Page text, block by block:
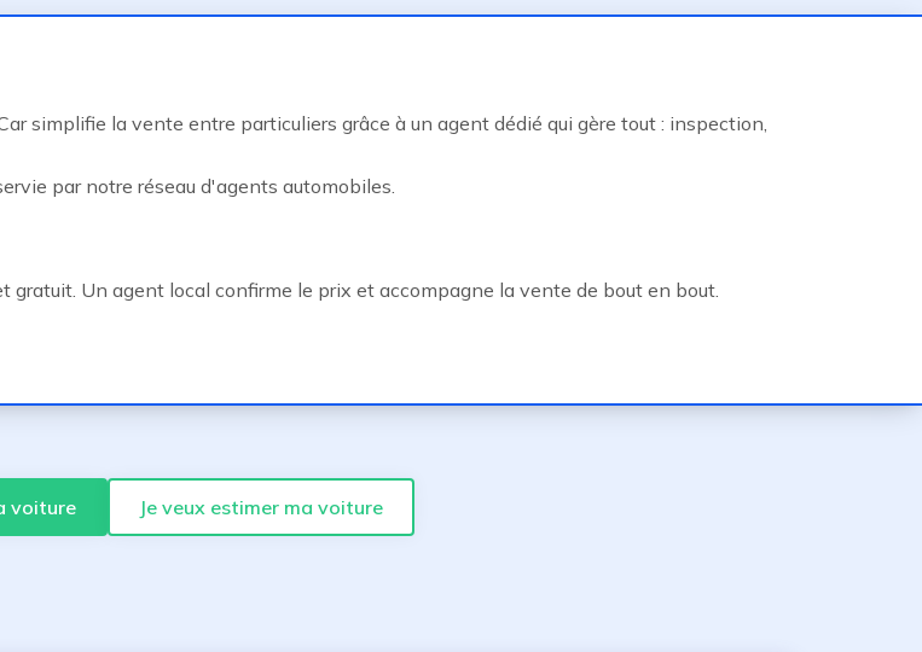
simplifie la vente entre particuliers grâce à un agent dédié qui gère tout : inspection,
par notre réseau d'agents automobiles.
gratuit. Un agent local confirme le prix et accompagne la vente de bout en bout.
voiture Je veux estimer ma voiture